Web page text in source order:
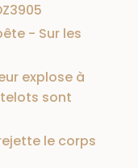
- Sur les
explose à
sont
le corps